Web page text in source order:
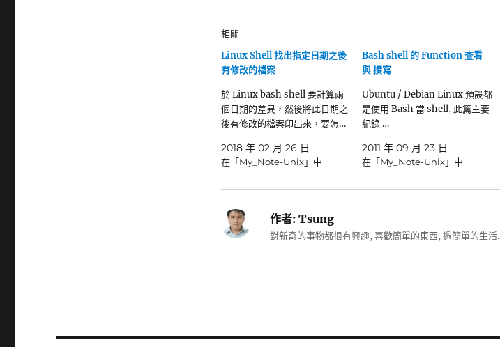
相關
Linux Shell 找出指定日期之後
有修改的檔案
於 Linux bash shell 要計算兩
個日期的差異，然後將此日期之
後有修改的檔案印出來，要怎…
2018 年 02 月 26 日
在「My_Note-Unix」中
Bash shell 的 Function 查看
與 撰寫
Ubuntu / Debian Linux 預設都
是使用 Bash 當 shell, 此篇主要
紀錄 …
2011 年 09 月 23 日
在「My_Note-Unix」中
作者:Tsung
對新奇的事物都很有興趣, 喜歡簡單的東西, 過簡單的生活.